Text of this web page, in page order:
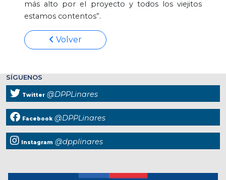
más alto por el proyecto y todos los viejitos
estamos contentos”.
Volver
SÍGUENOS
Twitter @DPPLinares
Facebook @DPPLinares
Instagram @dpplinares